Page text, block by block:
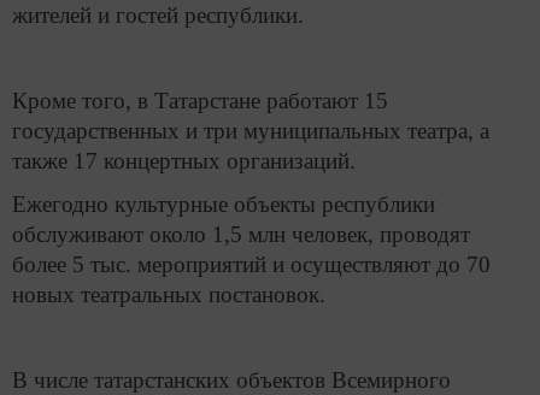
жителей и гостей республики.
Кроме того, в Татарстане работают 15
государственных и три муниципальных театра, а
также 17 концертных организаций.
Ежегодно культурные объекты республики
обслуживают около 1,5 млн человек, проводят
более 5 тыс. мероприятий и осуществляют до 70
новых театральных постановок.
В числе татарстанских объектов Всемирного